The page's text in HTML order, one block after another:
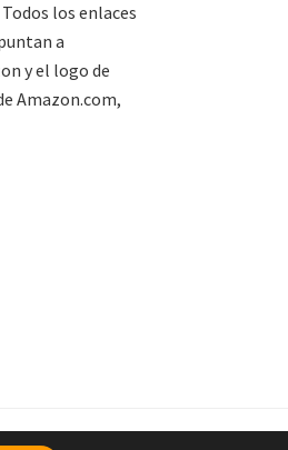
los enlaces
a
y el logo de
Amazon.com,